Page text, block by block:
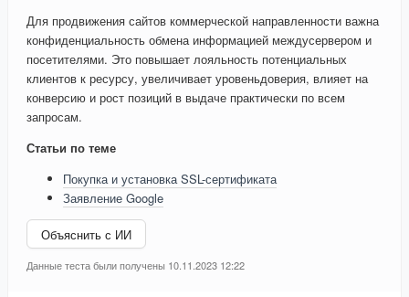
Для продвижения сайтов коммерческой направленности важна
конфиденциальность обмена информацией междусервером и
посетителями. Это повышает лояльность потенциальных
клиентов к ресурсу, увеличивает уровеньдоверия, влияет на
конверсию и рост позиций в выдаче практически по всем
запросам.
Статьи по теме
Покупка и установка SSL-сертификата
Заявление Google
Объяснить с ИИ
Данные теста были получены 10.11.2023 12:22